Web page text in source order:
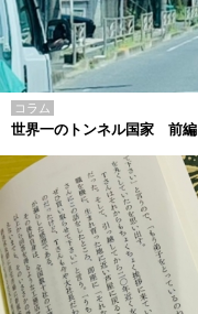
コラム
世界一のトンネル国家 前編